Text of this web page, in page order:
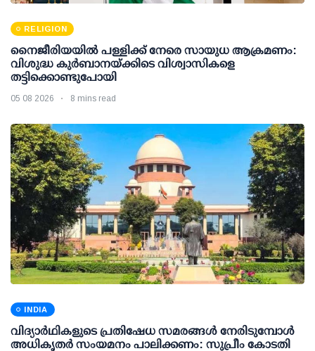
RELIGION
നൈജീരിയയിൽ പള്ളിക്ക് നേരെ സായുധ ആക്രമണം:
വിശുദ്ധ കുർബാനയ്ക്കിടെ വിശ്വാസികളെ
തട്ടിക്കൊണ്ടുപോയി
05 08 2026 8 mins read
INDIA
വിദ്യാര്‍ഥികളുടെ പ്രതിഷേധ സമരങ്ങള്‍ നേരിടുമ്പോള്‍
അധികൃതര്‍ സംയമനം പാലിക്കണം: സുപ്രീം കോടതി